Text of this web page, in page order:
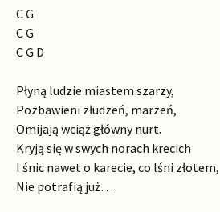
C G
C G
C G D
Płyną ludzie miastem szarzy,
Pozbawieni złudzeń, marzeń,
Omijają wciąż główny nurt.
Kryją się w swych norach krecich
I śnic nawet o karecie, co lśni złotem,
Nie potrafią już…